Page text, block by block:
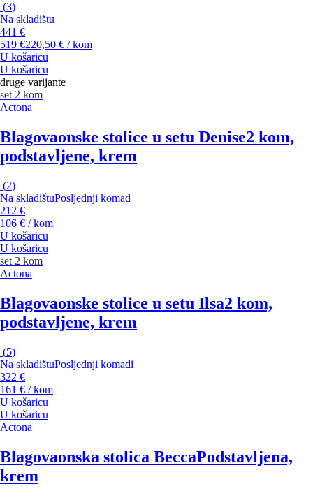
(3)
Na skladištu
441 €
519 €220,50 € / kom
U košaricu
U košaricu
druge varijante
set 2 kom
Actona
Blagovaonske stolice u setu Denise2 kom,
podstavljene, krem
(2)
Na skladištuPosljednji komad
212 €
106 € / kom
U košaricu
U košaricu
set 2 kom
Actona
Blagovaonske stolice u setu Ilsa2 kom,
podstavljene, krem
(5)
Na skladištuPosljednji komadi
322 €
161 € / kom
U košaricu
U košaricu
Actona
Blagovaonska stolica BeccaPodstavljena,
krem